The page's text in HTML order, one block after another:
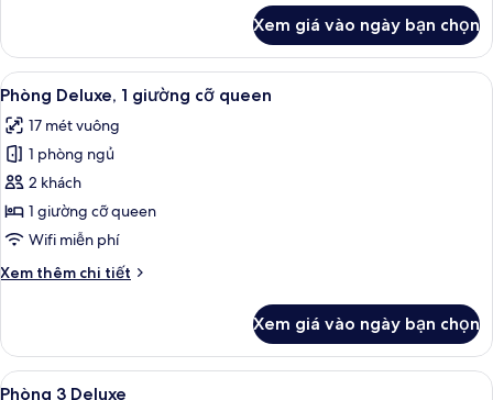
Quadruple
Room
Xem giá vào ngày bạn chọn
Xem
tất
cả
ảnh
Phòng
Deluxe,
1
cỡ
Bàn, khu vực làm việc phù hợp cho
5
Phòng Deluxe, 1 giường cỡ queen
17 mét vuông
1 phòng ngủ
2 khách
1 giường cỡ queen
Wifi miễn phí
Xem thêm chi tiết
Chi
Phòng
Deluxe,
1
Xem giá vào ngày bạn chọn
Xem
Phòng 3 Deluxe | Bàn, khu vực làm
6
Phòng 3 Deluxe